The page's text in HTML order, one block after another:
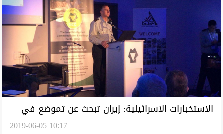
الاستخبارات الاسرائيلية: إيران تبحث عن تموضع في
2019-06-05 10:17